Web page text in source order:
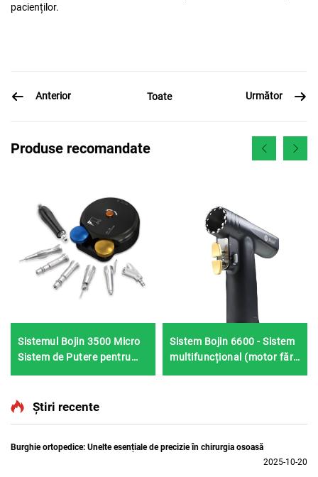
pacienților.
Anterior Toate Următor
Produse recomandate
Sistemul Bojin 3500 Micro
Sistem de Putere pentru
Gleznelor
Sistem Bojin 6600 - Sistem
multifuncțional (motor fără
Știri recente
Burghie ortopedice: Unelte esențiale de precizie în chirurgia osoasă
2025-10-20